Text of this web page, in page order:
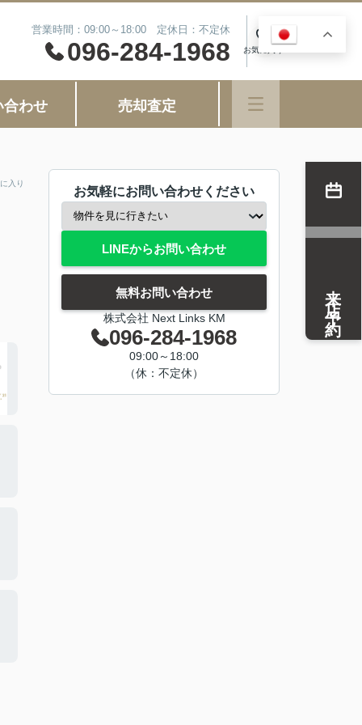
営業時間：09:00～18:00 定休日：不定休
096-284-1968 お気に入り
合わせ 売却査定
入り
お気軽にお問い合わせください
LINEからお問い合わせ
無料お問い合わせ
株式会社 Next Links KM
096-284-1968
09:00～18:00
（休：不定休）
来店予約